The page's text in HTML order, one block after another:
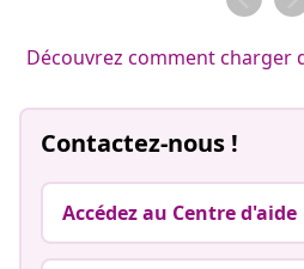
Découvrez comment charger
Contactez-nous !
Accédez au Centre d'aide